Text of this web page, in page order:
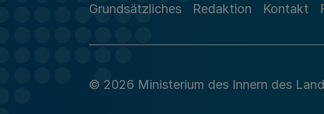
Grundsätzliches Redaktion Kontakt
© 2026 Ministerium des Innern des